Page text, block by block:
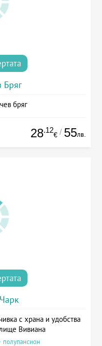
Бряг
бряг
28.12
€ / 55лв.
с храна и удобства
Вивиана